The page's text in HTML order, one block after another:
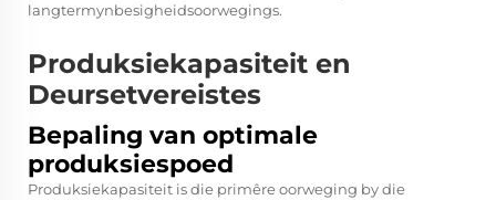
langtermynbesigheidsoorwegings.
Produksiekapasiteit en
Deursetvereistes
Bepaling van optimale
produksiespoed
Produksiekapasiteit is die primêre oorweging by die